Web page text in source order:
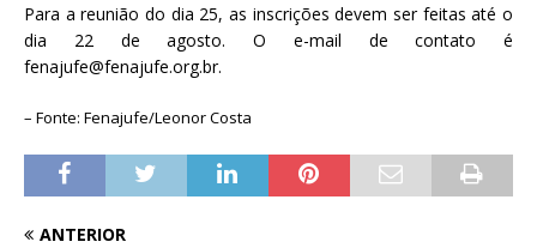
Para a reunião do dia 25, as inscrições devem ser feitas até o
dia 22 de agosto. O e-mail de contato é
fenajufe@fenajufe.org.br.
– Fonte: Fenajufe/Leonor Costa
ANTERIOR